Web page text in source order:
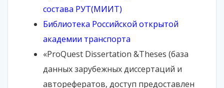
состава РУТ(МИИТ)
Библиотека Российской открытой
академии транспорта
«ProQuest Dissertation &Theses (база
данных зарубежных диссертаций и
авторефератов, доступ предоставлен